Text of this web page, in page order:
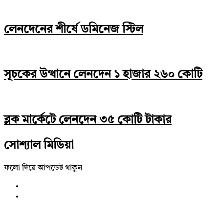
লেনদেনের শীর্ষে ডমিনেজ স্টিল
সূচকের উত্থানে লেনদেন ১ হাজার ২৬০ কোটি
ব্লক মার্কেটে লেনদেন ৩৫ কোটি টাকার
সোশ্যাল মিডিয়া
ফলো দিয়ে আপডেট থাকুন